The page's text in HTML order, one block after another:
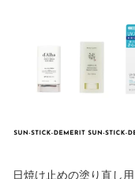
日焼け止めの塗り直し